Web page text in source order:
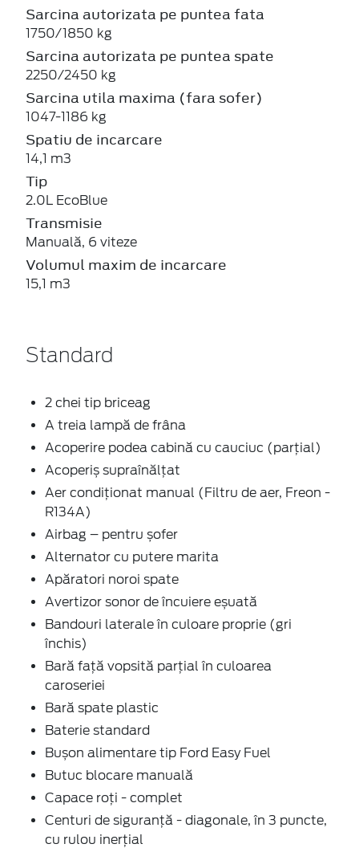
Sarcina autorizata pe puntea fata
1750/1850 kg
Sarcina autorizata pe puntea spate
2250/2450 kg
Sarcina utila maxima (fara sofer)
1047-1186 kg
Spatiu de incarcare
14,1 m3
Tip
2.0L EcoBlue
Transmisie
Manuală, 6 viteze
Volumul maxim de incarcare
15,1 m3
Standard
2 chei tip briceag
A treia lampă de frâna
Acoperire podea cabină cu cauciuc (parțial)
Acoperiș supraînălțat
Aer condiţionat manual (Filtru de aer, Freon -
R134A)
Airbag – pentru șofer
Alternator cu putere marita
Apăratori noroi spate
Avertizor sonor de încuiere eșuată
Bandouri laterale în culoare proprie (gri
închis)
Bară față vopsită parțial în culoarea
caroseriei
Bară spate plastic
Baterie standard
Bușon alimentare tip Ford Easy Fuel
Butuc blocare manuală
Capace roți - complet
Centuri de siguranţă - diagonale, în 3 puncte,
cu rulou inerţial